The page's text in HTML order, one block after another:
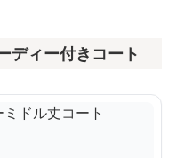
ディー付きコート